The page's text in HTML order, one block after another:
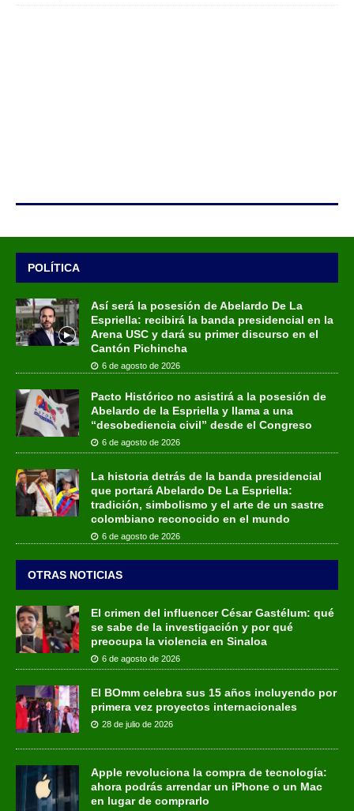
POLÍTICA
Así será la posesión de Abelardo De La
Espriella: recibirá la banda presidencial en la
Arena USC y dará su primer discurso en el
Cantón Pichincha
6 de agosto de 2026
Pacto Histórico no asistirá a la posesión de
Abelardo de la Espriella y llama a una
“desobediencia civil” desde el Congreso
6 de agosto de 2026
La historia detrás de la banda presidencial
que portará Abelardo De La Espriella:
tradición, simbolismo y el arte de un sastre
colombiano reconocido en el mundo
6 de agosto de 2026
OTRAS NOTICIAS
El crimen del influencer César Gastélum: qué
se sabe de la investigación y por qué
preocupa la violencia en Sinaloa
6 de agosto de 2026
El BOmm celebra sus 15 años incluyendo por
primera vez proyectos internacionales
28 de julio de 2026
Apple revoluciona la compra de tecnología:
ahora podrás arrendar un iPhone o un Mac
en lugar de comprarlo